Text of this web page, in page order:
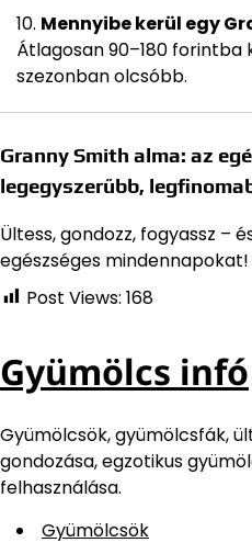
Mennyibe kerül egy
Átlagosan 90–180 forintba
szezonban olcsóbb.
Granny Smith alma: az
legegyszerűbb,
Ültess, gondozz, fogyassz –
egészséges mindennapokat!
Post Views: 168
Gyümölcs infó
Gyümölcsök, gyümölcsfák,
gondozása, egzotikus
felhasználása.
Gyümölcsök